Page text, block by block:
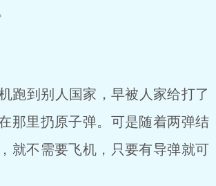
跑到别人国家，早被人家给打了
那里扔原子弹。可是随着两弹结
就不需要飞机，只要有导弹就可